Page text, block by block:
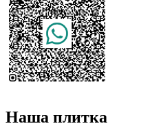
Наша плитка